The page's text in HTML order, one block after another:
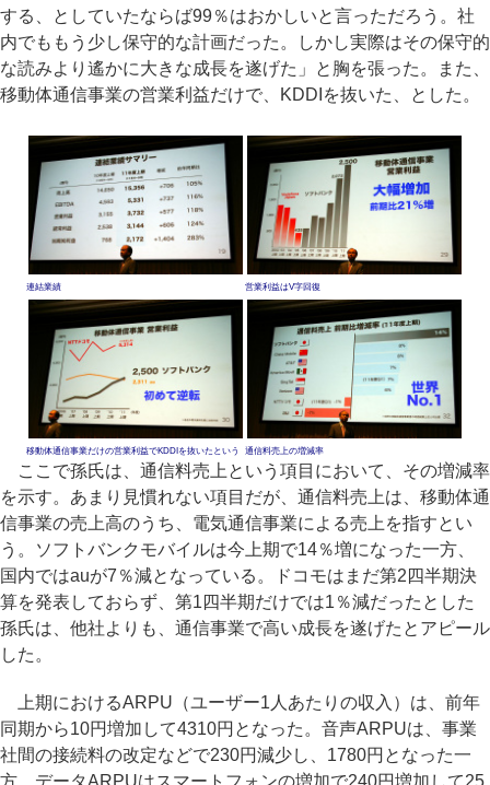
する、としていたならば99％はおかしいと言っただろう。社
内でももう少し保守的な計画だった。しかし実際はその保守的
な読みより遙かに大きな成長を遂げた」と胸を張った。また、
移動体通信事業の営業利益だけで、KDDIを抜いた、とした。
連結業績 営業利益はV字回復
移動体通信事業だけの営業利益でKDDIを抜いたという 通信料売上の増減率
ここで孫氏は、通信料売上という項目において、その増減率
を示す。あまり見慣れない項目だが、通信料売上は、移動体通
信事業の売上高のうち、電気通信事業による売上を指すとい
う。ソフトバンクモバイルは今上期で14％増になった一方、
国内ではauが7％減となっている。ドコモはまだ第2四半期決
算を発表しておらず、第1四半期だけでは1％減だったとした
孫氏は、他社よりも、通信事業で高い成長を遂げたとアピール
した。
上期におけるARPU（ユーザー1人あたりの収入）は、前年
同期から10円増加して4310円となった。音声ARPUは、事業
社間の接続料の改定などで230円減少し、1780円となった一
方、データARPUはスマートフォンの増加で240円増加して25